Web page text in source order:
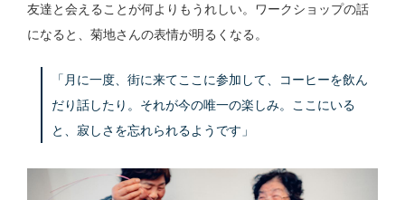
友達と会えることが何よりもうれしい。ワークショップの話
になると、菊地さんの表情が明るくなる。
「月に一度、街に来てここに参加して、コーヒーを飲ん
だり話したり。それが今の唯一の楽しみ。ここにいる
と、寂しさを忘れられるようです」